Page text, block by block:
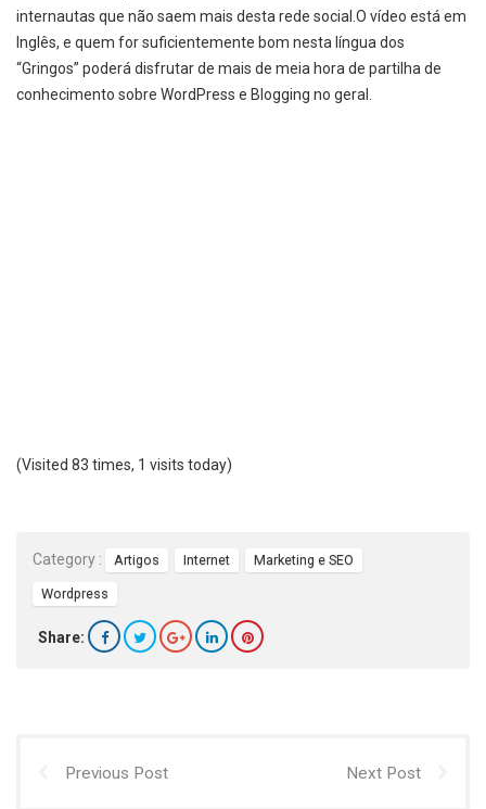
internautas que não saem mais desta rede social.O vídeo está em
Inglês, e quem for suficientemente bom nesta língua dos
“Gringos” poderá disfrutar de mais de meia hora de partilha de
conhecimento sobre WordPress e Blogging no geral.
(Visited 83 times, 1 visits today)
Category : Artigos Internet Marketing e SEO
Wordpress
Share:
Previous Post Next Post